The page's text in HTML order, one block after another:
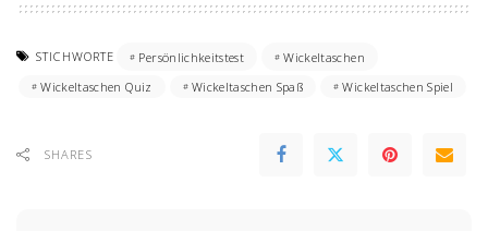
STICHWORTE Persönlichkeitstest
Wickeltaschen
Wickeltaschen Quiz
Wickeltaschen Spaß Wickeltaschen Spiel
SHARES